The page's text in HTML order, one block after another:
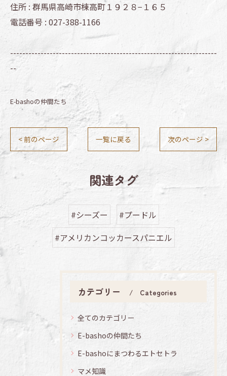
住所 :群馬県高崎市棟高町１９２８−１６５
電話番号 : 027-388-1166
--------------------------------------------------------------------
--
E-bashoの仲間たち
< 前のページ 一覧に戻る 次のページ >
関連タグ
#シーズー
#プードル
#アメリカンコッカースパニエル
カテゴリー Categories
全てのカテゴリー
E-bashoの仲間たち
E-bashoにまつわるエトセトラ
マメ知識